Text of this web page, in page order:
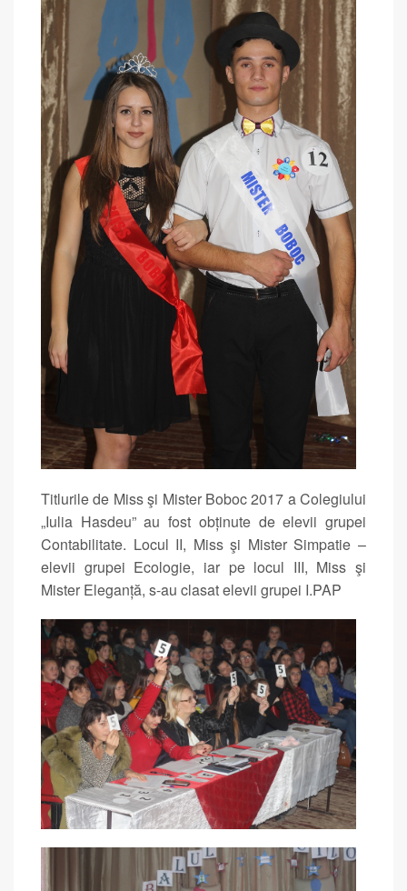
Titlurile de Miss şi Mister Boboc 2017 a Colegiului
„Iulia Hasdeu” au fost obținute de elevii grupei
Contabilitate. Locul II, Miss şi Mister Simpatie –
elevii grupei Ecologie, iar pe locul III, Miss şi
Mister Eleganță, s-au clasat elevii grupei I.PAP